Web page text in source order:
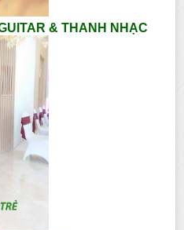
& THANH NHẠC